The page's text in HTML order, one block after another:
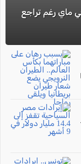
سائح في ماي رغم تراجع